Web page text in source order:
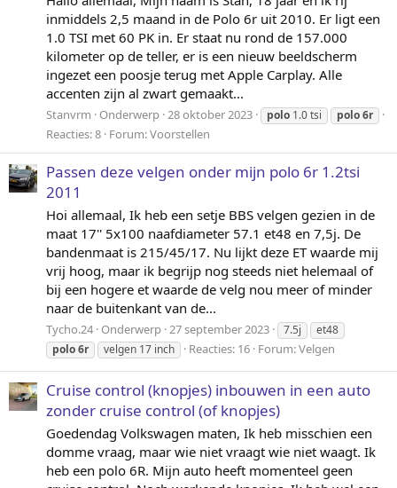
inmiddels 2,5 maand in de Polo 6r uit 2010. Er ligt een
1.0 TSI met 60 PK in. Er staat nu rond de 157.000
kilometer op de teller, er is een nieuw beeldscherm
ingezet een poosje terug met Apple Carplay. Alle
accenten zijn al zwart gemaakt...
Stanvrm Onderwerp 28 oktober 2023 polo 1.0 tsi polo6r
Reacties: 8 Forum:Voorstellen
Passen deze velgen onder mijn polo 6r 1.2tsi
2011
Hoi allemaal, Ik heb een setje BBS velgen gezien in de
maat 17'' 5x100 naafdiameter 57.1 et48 en 7,5j. De
bandenmaat is 215/45/17. Nu lijkt deze ET waarde mij
vrij hoog, maar ik begrijp nog steeds niet helemaal of
bij een hogere et waarde de velg nou meer of minder
naar de buitenkant van de...
Tycho.24 Onderwerp 27 september 2023 7.5j
et48
polo6r velgen 17 inch Reacties: 16 Forum:Velgen
Cruise control (knopjes) inbouwen in een auto
zonder cruise control (of knopjes)
Goedendag Volkswagen maten, Ik heb misschien een
domme vraag, maar wie niet vraagt wie niet waagt. Ik
heb een polo 6R. Mijn auto heeft momenteel geen